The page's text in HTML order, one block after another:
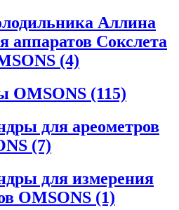
Аллина
аппаратов Сокслета
(4)
OMSONS (115)
для ареометров
(7)
для измерения
OMSONS (1)